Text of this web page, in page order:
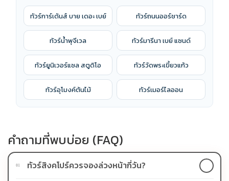
ทัวร์การ์เด้นส์ บาย เดอะ เบย์ ทัวร์ถนนออร์ชาร์ด
ทัวร์น้ำพุจีเวล ทัวร์มารีนา เบย์ แซนด์
ทัวร์ยูนิเวอร์แซล สตูดิโอ ทัวร์วัดพระเขี้ยวแก้ว
ทัวร์อุโมงค์ต้นไม้ ทัวร์เมอร์ไลออน
คำถามที่พบบ่อย (FAQ)
01 ทัวร์สิงคโปร์ควรจองล่วงหน้ากี่วัน?